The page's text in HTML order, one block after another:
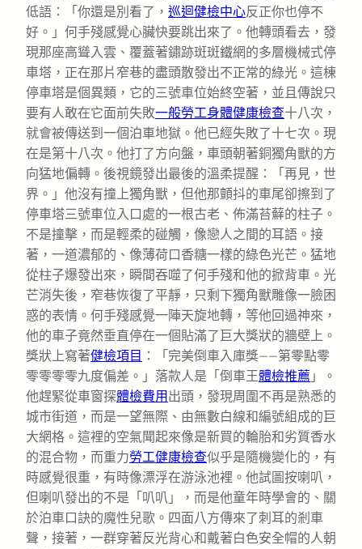
低語：「你還是別看了， 巡迴健檢中心反正你也停不
好。」何手殘感覺心臟快要跳出來了。他轉頭看去，發
現那座高聳入雲、覆蓋著鏽跡斑斑鐵網的多層機械式停
車塔，正在那片窄巷的盡頭散發出不正常的綠光。這棟
停車塔是個異類，它的三號車位始終空著，並且傳說只
要有人敢在它面前失敗一般勞工身體健康檢查十八次，
就會被傳送到一個泊車地獄。他已經失敗了十七次。現
在是第十八次。他打了方向盤，車頭朝著銅獨角獸的方
向猛地偏轉。後視鏡發出最後的溫柔提醒：「再見，世
界。」他沒有撞上獨角獸，但他那顫抖的車尾卻擦到了
停車塔三號車位入口處的一根古老、佈滿苔蘚的柱子。
不是撞擊，而是輕柔的碰觸，像戀人之間的耳語。接
著，一道濃郁的、像薄荷口香糖一樣的綠色光芒。猛地
從柱子爆發出來，瞬間吞噬了何手殘和他的掀背車。光
芒消失後，窄巷恢復了平靜，只剩下獨角獸雕像一臉困
惑的表情。何手殘感覺一陣天旋地轉，等他回過神來，
他的車子竟然垂直停在一個貼滿了巨大獎狀的牆壁上。
獎狀上寫著健檢項目 ：「完美倒車入庫獎——第零點零
零零零零九度偏差。」落款人是「倒車王體檢推薦 」。
他趕緊從車窗探體檢費用 出頭，發現周圍不再是熟悉的
城市街道，而是一望無際、由無數白線和編號組成的巨
大網格。這裡的空氣聞起來像是新買的輪胎和劣質香水
的混合物，而重力勞工健康檢查似乎是隨機變化的，有
時感覺很重，有時像漂浮在游泳池裡。他試圖按喇叭，
但喇叭發出的不是「叭叭」，而是他童年時學會的、關
於泊車口訣的魔性兒歌。四面八方傳來了刺耳的剎車
聲，接著，一群穿著反光背心和戴著白色安全帽的人朝